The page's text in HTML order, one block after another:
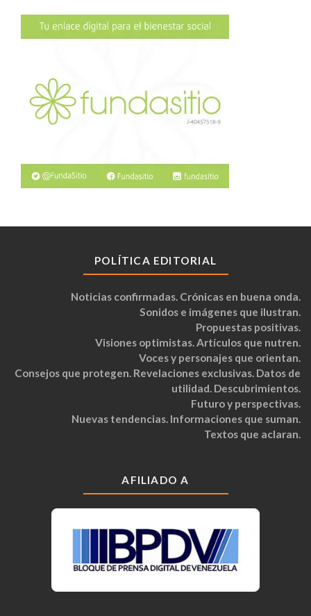
POLÍTICA EDITORIAL
Noticias confirmadas. Crónicas en buena onda.
Sonidos e imágenes que ilustran.
Propuestas positivas.
Visiones optimistas. Artículos que nutren.
Voces y personajes que orientan.
Consejos que protegen. Revelaciones exclusivas. Datos de
utilidad. Descubrimientos.
Futuro y perspectivas.
Nuevas tendencias. Informaciones que suman.
Textos que aclaran.
AFILIADO A